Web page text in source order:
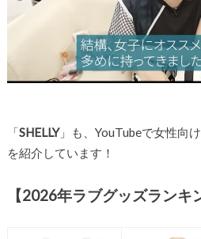
「SHELLY」も、YouTubeで女性向
を紹介しています！
【2026年ラブグッズランキ